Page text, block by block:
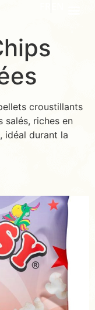
croustillants
salés, riches en
idéal durant la